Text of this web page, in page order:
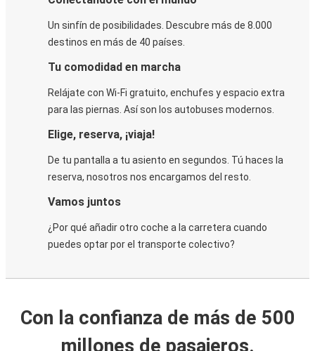
Un sinfín de posibilidades. Descubre más de 8.000
destinos en más de 40 países.
Tu comodidad en marcha
Relájate con Wi-Fi gratuito, enchufes y espacio extra
para las piernas. Así son los autobuses modernos.
Elige, reserva, ¡viaja!
De tu pantalla a tu asiento en segundos. Tú haces la
reserva, nosotros nos encargamos del resto.
Vamos juntos
¿Por qué añadir otro coche a la carretera cuando
puedes optar por el transporte colectivo?
Con la confianza de más de 500
millones de pasajeros.